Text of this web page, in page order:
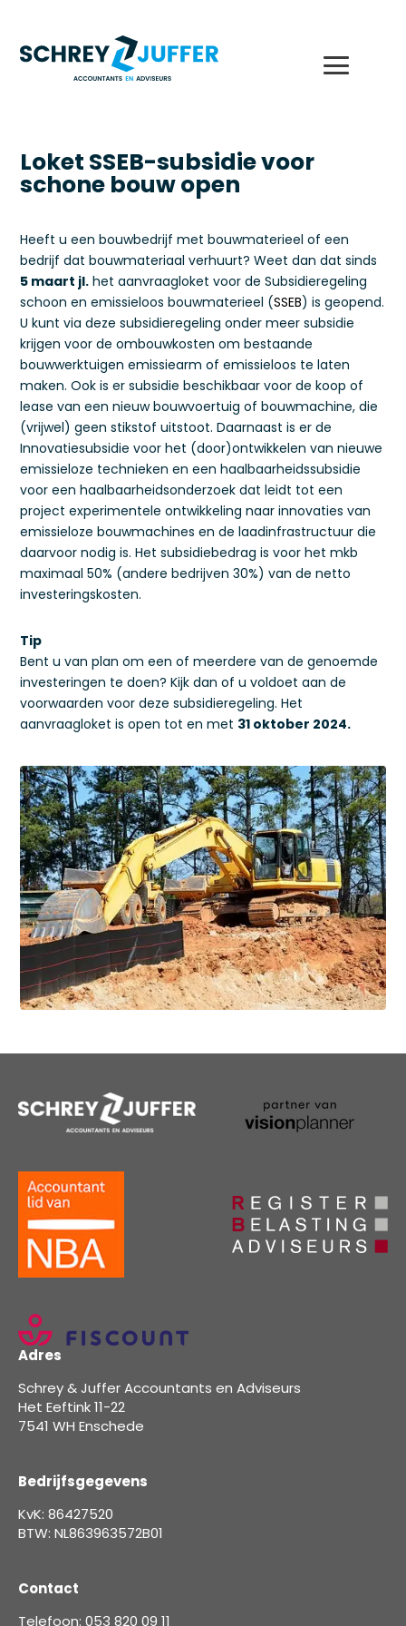
Loket SSEB-subsidie voor
schone bouw open
Heeft u een bouwbedrijf met bouwmaterieel of een
bedrijf dat bouwmateriaal verhuurt? Weet dan dat sinds
5 maart jl. het aanvraagloket voor de Subsidieregeling
schoon en emissieloos bouwmaterieel (SSEB) is geopend.
U kunt via deze subsidieregeling onder meer subsidie
krijgen voor de ombouwkosten om bestaande
bouwwerktuigen emissiearm of emissieloos te laten
maken. Ook is er subsidie beschikbaar voor de koop of
lease van een nieuw bouwvoertuig of bouwmachine, die
(vrijwel) geen stikstof uitstoot. Daarnaast is er de
Innovatiesubsidie voor het (door)ontwikkelen van nieuwe
emissieloze technieken en een haalbaarheidssubsidie
voor een haalbaarheidsonderzoek dat leidt tot een
project experimentele ontwikkeling naar innovaties van
emissieloze bouwmachines en de laadinfrastructuur die
daarvoor nodig is. Het subsidiebedrag is voor het mkb
maximaal 50% (andere bedrijven 30%) van de netto
investeringskosten.
Tip
Bent u van plan om een of meerdere van de genoemde
investeringen te doen? Kijk dan of u voldoet aan de
voorwaarden voor deze subsidieregeling. Het
aanvraagloket is open tot en met 31 oktober 2024.
Adres
Schrey & Juffer Accountants en Adviseurs
Het Eeftink 11-22
7541 WH Enschede
Bedrijfsgegevens
KvK: 86427520
BTW: NL863963572B01
Contact
Telefoon: 053 820 09 11